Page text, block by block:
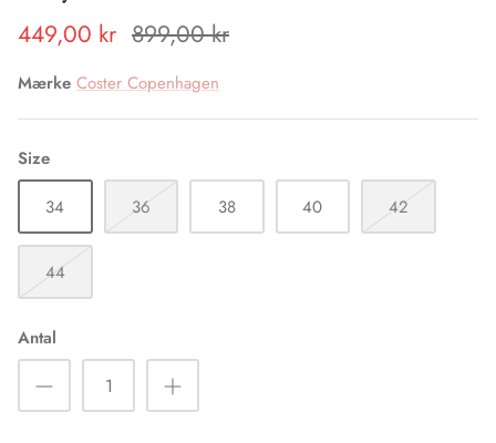
Peace Heart Joy
Pulz Jeans
Six Ames
Sophie Digard
Soya Concept
Via Vai
449,00 kr 899,00 kr
Mærke Coster Copenhagen
Size
34
36 38 40 42
44
Antal